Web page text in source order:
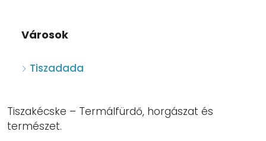
Városok
Tiszadada
Tiszakécske – Termálfürdő, horgászat és
természet.